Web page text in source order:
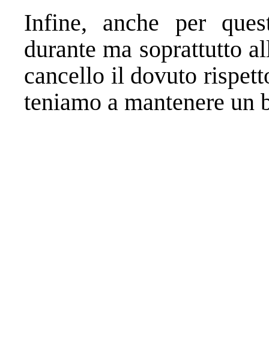
Infine, anche per
durante ma soprattutto
cancello il dovuto
teniamo a mantenere un